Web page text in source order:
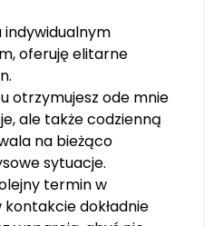
indywidualnym
oferuję elitarne
otrzymujesz ode mnie
ale także codzienną
na bieżąco
sytuacje.
termin w
dokładnie